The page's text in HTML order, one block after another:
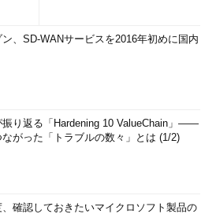
、SD-WANサービスを2016年初めに国内
振り返る「Hardening 10 ValueChain」――
がった「トラブルの数々」とは (1/2)
、確認しておきたいマイクロソフト製品の